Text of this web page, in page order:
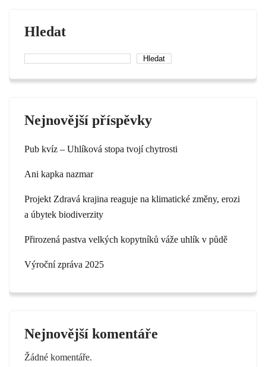
Hledat
Hledat
Nejnovější příspěvky
Pub kvíz – Uhlíková stopa tvojí chytrosti
Ani kapka nazmar
Projekt Zdravá krajina reaguje na klimatické změny, erozi
a úbytek biodiverzity
Přirozená pastva velkých kopytníků váže uhlík v půdě
Výroční zpráva 2025
Nejnovější komentáře
Žádné komentáře.